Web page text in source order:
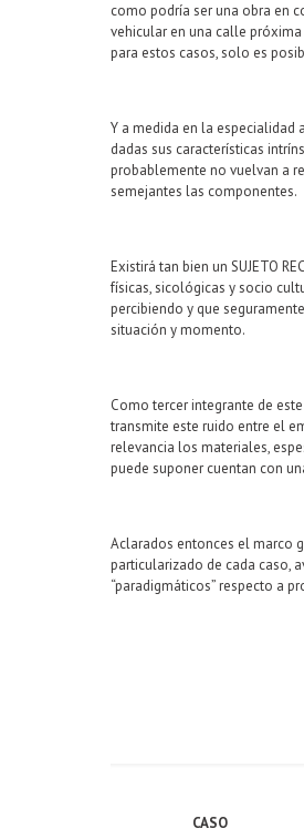
como podría ser una obra en
vehicular en una calle
para estos casos, solo es
Y a medida en la especialidad
dadas sus características
probablemente no vuelvan a
semejantes las componentes.
Existirá tan bien un SUJETO
físicas, sicológicas y socio
percibiendo y que
situación y momento.
Como tercer integrante de
transmite este ruido entre el
relevancia los materiales,
puede suponer cuentan con
Aclarados entonces el marco
particularizado de cada caso,
“paradigmáticos” respecto a
CASO